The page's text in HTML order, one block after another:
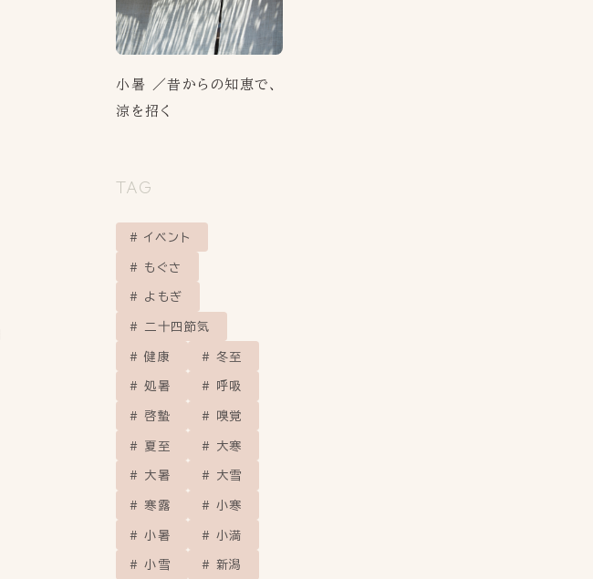
小暑 ／昔からの知恵で、
涼を招く
TAG
イベント
もぐさ
よもぎ
二十四節気
健康 冬至
処暑 呼吸
啓蟄 嗅覚
夏至 大寒
大暑 大雪
寒露 小寒
小暑 小満
小雪 新潟